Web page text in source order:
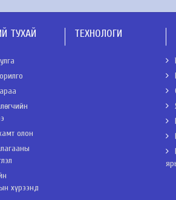
ТУХАЙ
олон
хүрээнд
ТЕХНОЛОГИ